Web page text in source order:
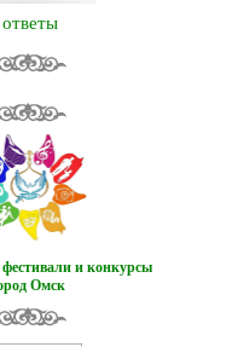
и конкурсы
Омск